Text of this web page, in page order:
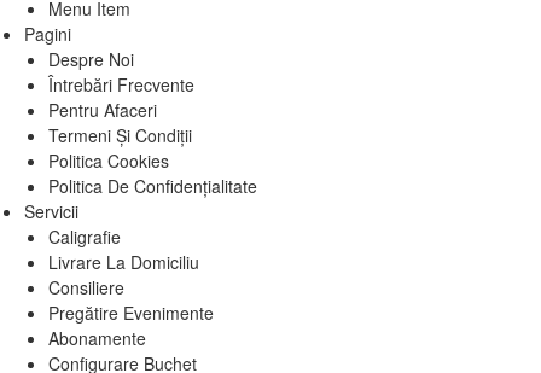
Menu Item
Pagini
Despre Noi
Întrebări Frecvente
Pentru Afaceri
Termeni Și Condiții
Politica Cookies
Politica De Confidențialitate
Servicii
Caligrafie
Livrare La Domiciliu
Consiliere
Pregătire Evenimente
Abonamente
Configurare Buchet